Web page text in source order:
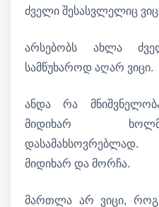
ძველი შესასვლელიც
არსებობს ახლა
სამწუხაროდ აღარ ვიცი.
ანდა რა
მიდიხარ
მიდიხარ და მორჩა.
მართლა არ ვიცი,